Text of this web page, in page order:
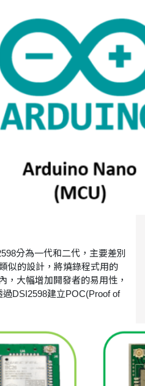
分為一代和二代，主要差別
似的設計，將燒錄程式用的
，大幅增加開發者的易用性，
DSI2598建立POC(Proof of